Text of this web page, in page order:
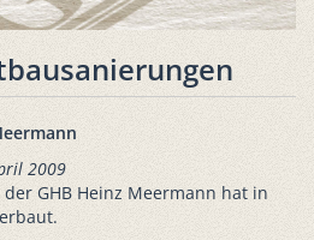
2009
GHB Heinz Meermann hat in